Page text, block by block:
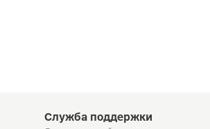
Служба поддержки